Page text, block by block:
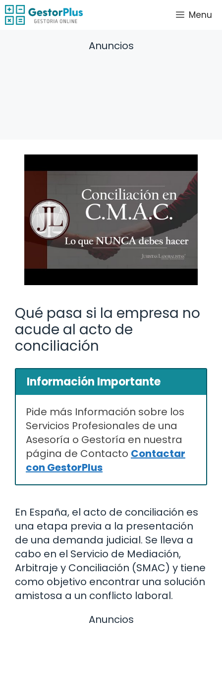
Saltar
al
Menu
Anuncios
Qué pasa si la empresa no
acude al acto de
conciliación
Información Importante
Pide más Información sobre los
Servicios Profesionales de una
Asesoría o Gestoría en nuestra
página de Contacto Contactar
con GestorPlus
En España, el acto de conciliación es
una etapa previa a la presentación
de una demanda judicial. Se lleva a
cabo en el Servicio de Mediación,
Arbitraje y Conciliación (SMAC) y tiene
como objetivo encontrar una solución
amistosa a un conflicto laboral.
Anuncios